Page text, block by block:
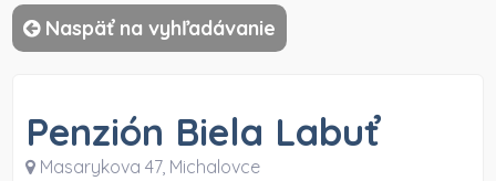
Naspäť na vyhľadávanie
Penzión Biela Labuť
Masarykova 47, Michalovce